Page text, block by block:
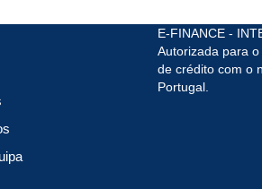
E-FINANCE -
Autorizada para
de crédito com o
Portugal.